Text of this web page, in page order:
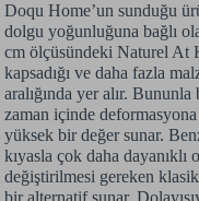
Doqu Home’un sunduğu
dolgu yoğunluğuna bağlı
cm ölçüsündeki Naturel At
kapsadığı ve daha fazla
aralığında yer alır.
zaman içinde deformasyona
yüksek bir değer sunar.
kıyasla çok daha
değiştirilmesi gereken